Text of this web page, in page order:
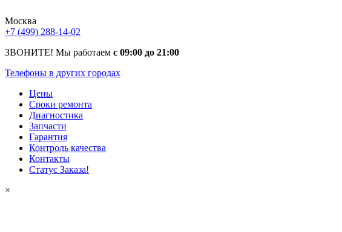
Москва
+7 (499) 288-14-02
ЗВОНИТЕ! Мы работаем с 09:00 до 21:00
Телефоны в других городах
Цены
Сроки ремонта
Диагностика
Запчасти
Гарантия
Контроль качества
Контакты
Статус Заказа!
×